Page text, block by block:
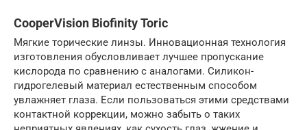
CooperVision Biofinity Toric
Мягкие торические линзы. Инновационная технология
изготовления обусловливает лучшее пропускание
кислорода по сравнению с аналогами. Силикон-
гидрогелевый материал естественным способом
увлажняет глаза. Если пользоваться этими средствами
контактной коррекции, можно забыть о таких